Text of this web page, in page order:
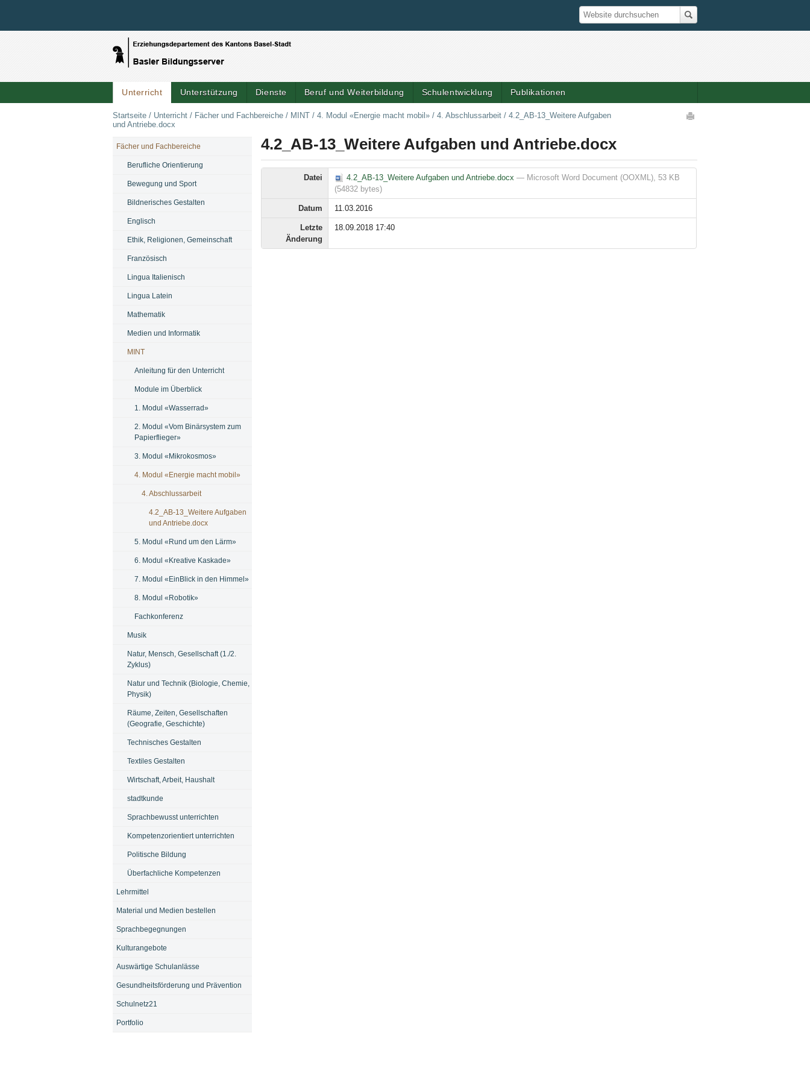
Suche
Website durchsuchen
Unterricht Unterstützung Dienste Beruf und Weiterbildung Schulentwicklung Publikationen
Startseite / Unterricht / Fächer und Fachbereiche / MINT / 4. Modul «Energie macht mobil» / 4. Abschlussarbeit / 4.2_AB-13_Weitere Aufgaben
und Antriebe.docx
4.2_AB-13_Weitere Aufgaben und Antriebe.docx
Datei 4.2_AB-13_Weitere Aufgaben und Antriebe.docx — Microsoft Word Document (OOXML), 53 KB
(54832 bytes)
Datum 11.03.2016
Letzte
Änderung
18.09.2018 17:40
NAVIGATION
Fächer und Fachbereiche
Berufliche Orientierung
Bewegung und Sport
Bildnerisches Gestalten
Englisch
Ethik, Religionen, Gemeinschaft
Französisch
Lingua Italienisch
Lingua Latein
Mathematik
Medien und Informatik
MINT
Anleitung für den Unterricht
Module im Überblick
1. Modul «Wasserrad»
2. Modul «Vom Binärsystem zum
Papierflieger»
3. Modul «Mikrokosmos»
4. Modul «Energie macht mobil»
4. Abschlussarbeit
4.2_AB-13_Weitere Aufgaben
und Antriebe.docx
5. Modul «Rund um den Lärm»
6. Modul «Kreative Kaskade»
7. Modul «EinBlick in den Himmel»
8. Modul «Robotik»
Fachkonferenz
Musik
Natur, Mensch, Gesellschaft (1./2.
Zyklus)
Natur und Technik (Biologie, Chemie,
Physik)
Räume, Zeiten, Gesellschaften
(Geografie, Geschichte)
Technisches Gestalten
Textiles Gestalten
Wirtschaft, Arbeit, Haushalt
stadtkunde
Sprachbewusst unterrichten
Kompetenzorientiert unterrichten
Politische Bildung
Überfachliche Kompetenzen
Lehrmittel
Material und Medien bestellen
Sprachbegegnungen
Kulturangebote
Auswärtige Schulanlässe
Gesundheitsförderung und Prävention
Schulnetz21
Portfolio